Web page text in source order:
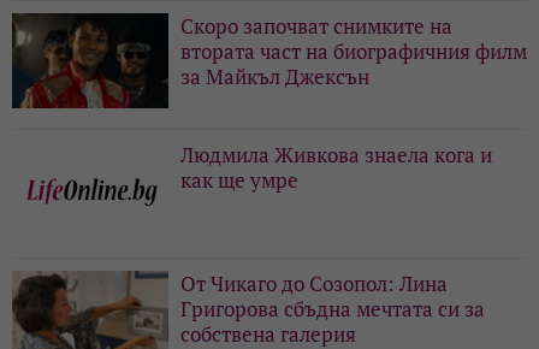
Скоро започват снимките на
втората част на биографичния филм
за Майкъл Джексън
Людмила Живкова знаела кога и
как ще умре
От Чикаго до Созопол: Лина
Григорова сбъдна мечтата си за
собствена галерия